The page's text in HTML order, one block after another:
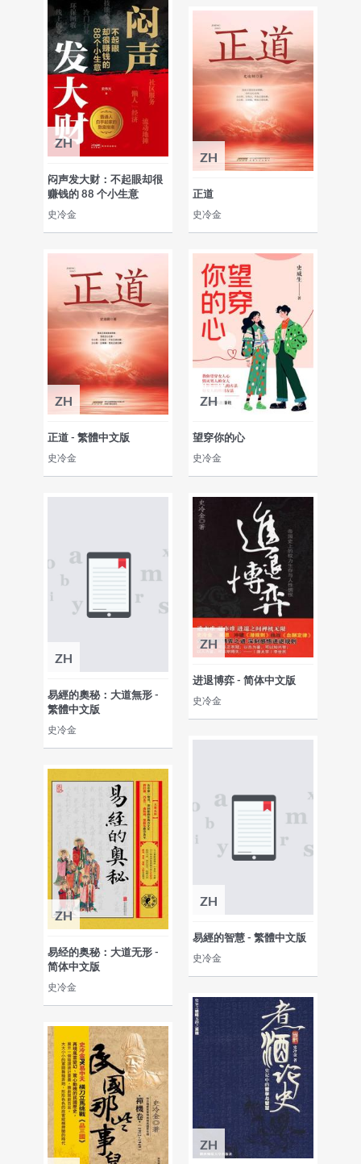
ZH
闷声发大财：不起眼却很
赚钱的 88 个小生意
史冷金
ZH
正道
史冷金
ZH
正道 - 繁體中文版
史冷金
ZH
望穿你的心
史冷金
ZH
易經的奧秘：大道無形 -
繁體中文版
史冷金
ZH
进退博弈 - 简体中文版
史冷金
ZH
易经的奥秘：大道无形 -
简体中文版
史冷金
ZH
易經的智慧 - 繁體中文版
史冷金
ZH